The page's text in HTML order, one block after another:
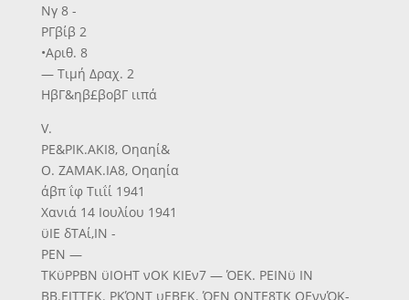
Νγ 8 -
ΡΓβίβ 2
•Αριθ. 8
— Τιμή Δραχ. 2
ΗβΓ&ηβ£βοβΓ ιιπά
V.
ΡΕ&ΡΙΚ.ΑΚΙ8, Οηαηί&
Ο. ΖΑΜΑΚ.ΙΑ8, Οηαηία
άβπ ΐφ Τιιΐί 1941
Χανιά 14 Ιουλίου 1941
ϋΙΕ δΤΑί,ΙΝ -
ΡΕΝ —
ΤΚϋΡΡΒΝ ϋΙΟΗΤ νΟΚ ΚΙΕν7 — ΌΕΚ. ΡΕΙΝϋ ΙΝ
ΒΒ.ΕΙΤΤΕΚ. ΡΚΌΝΤ υΕΒΕΚ. ΌΕΝ ΟΝΤΕ8ΤΚ ΟΕννΌΚ-